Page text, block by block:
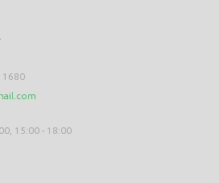
1680
15:00 - 18:00